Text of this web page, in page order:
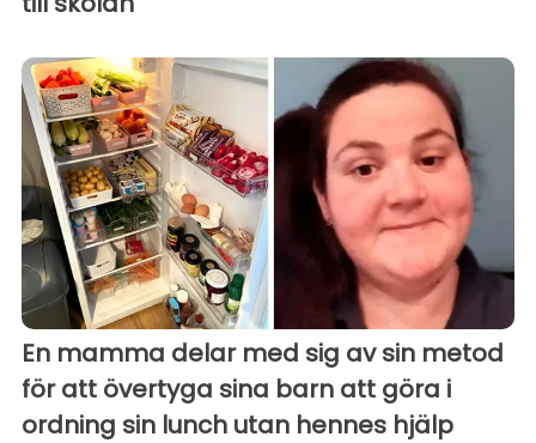
En mamma delar med sig av sin metod
för att övertyga sina barn att göra i
ordning sin lunch utan hennes hjälp